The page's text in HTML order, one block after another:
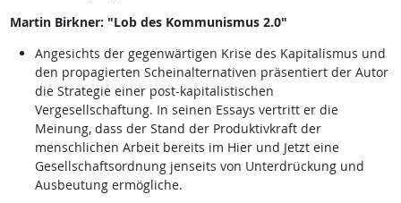
Martin Birkner: "Lob des Kommunismus 2.0"
Angesichts der gegenwärtigen Krise des Kapitalismus und
den propagierten Scheinalternativen präsentiert der Autor
die Strategie einer post-kapitalistischen
Vergesellschaftung. In seinen Essays vertritt er die
Meinung, dass der Stand der Produktivkraft der
menschlichen Arbeit bereits im Hier und Jetzt eine
Gesellschaftsordnung jenseits von Unterdrückung und
Ausbeutung ermögliche.